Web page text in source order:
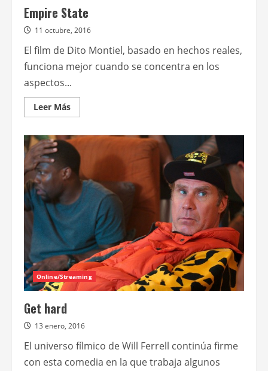
Empire State
11 octubre, 2016
El film de Dito Montiel, basado en hechos reales,
funciona mejor cuando se concentra en los
aspectos...
Leer MásLeer
más
Empire
State
Online/Streaming
Get hard
13 enero, 2016
El universo fílmico de Will Ferrell continúa firme
con esta comedia en la que trabaja algunos